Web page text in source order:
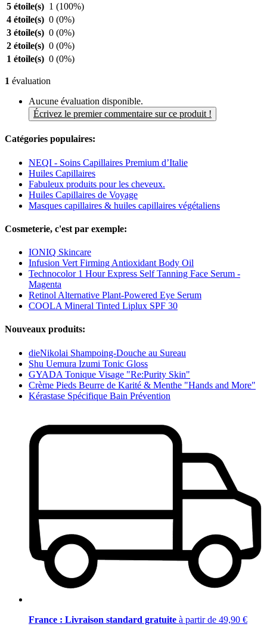
5 étoile(s) 1 (100%)
4 étoile(s) 0 (0%)
3 étoile(s) 0 (0%)
2 étoile(s) 0 (0%)
1 étoile(s) 0 (0%)
1 évaluation
Aucune évaluation disponible.
Écrivez le premier commentaire sur ce produit !
Catégories populaires:
NEQI - Soins Capillaires Premium d’Italie
Huiles Capillaires
Fabuleux produits pour les cheveux.
Huiles Capillaires de Voyage
Masques capillaires & huiles capillaires végétaliens
Cosmeterie, c'est par exemple:
IONIQ Skincare
Infusion Vert Firming Antioxidant Body Oil
Technocolor 1 Hour Express Self Tanning Face Serum -
Magenta
Retinol Alternative Plant-Powered Eye Serum
COOLA Mineral Tinted Liplux SPF 30
Nouveaux produits:
dieNikolai Shampoing-Douche au Sureau
Shu Uemura Izumi Tonic Gloss
GYADA Tonique Visage "Re:Purity Skin"
Crème Pieds Beurre de Karité & Menthe "Hands and More"
Kérastase Spécifique Bain Prévention
France : Livraison standard gratuite à partir de 49,90 €